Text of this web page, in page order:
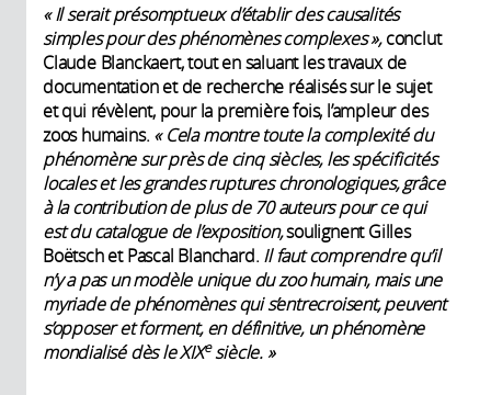
« Il serait présomptueux d’établir des causalités
simples pour des phénomènes complexes »,conclut
Claude Blanckaert, tout en saluant les travaux de
documentation et de recherche réalisés sur le sujet
et qui révèlent, pour la première fois, l’ampleur des
zoos humains. « Cela montre toute la complexité du
phénomène sur près de cinq siècles, les spécificités
locales et les grandes ruptures chronologiques, grâce
à la contribution de plus de 70 auteurs pour ce qui
est du catalogue de l’exposition,soulignent Gilles
Boëtsch et Pascal Blanchard. Il faut comprendre qu’il
n’y a pas un modèle unique du zoo humain, mais une
myriade de phénomènes qui s’entrecroisent, peuvent
s’opposer et forment, en définitive, un phénomène
mondialisé dès le XIXesiècle. »